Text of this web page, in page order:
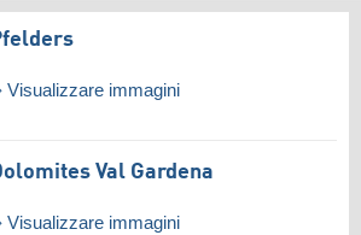
Visualizzare immagini
Val Gardena
Visualizzare immagini